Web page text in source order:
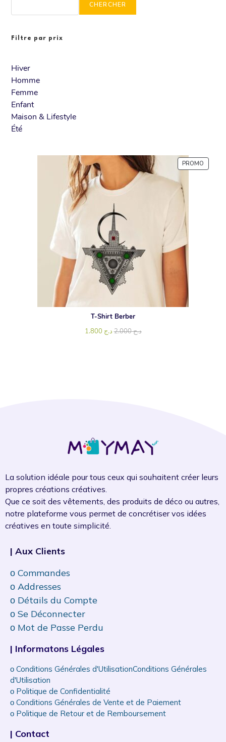
CHERCHER
Filtre par prix
Hiver
Homme
Femme
Enfant
Maison & Lifestyle
Été
PROMO
T-Shirt Berber
د.ج2.000 د.ج
La solution idéale pour tous ceux qui souhaitent créer leurs
propres créations créatives.
Que ce soit des vêtements, des produits de déco ou autres,
notre plateforme vous permet de concrétiser vos idées
créatives en toute simplicité.
| Aux Clients
ᴏ Commandes
ᴏ Addresses
ᴏ Détails du Compte
ᴏ Se Déconnecter
ᴏ Mot de Passe Perdu
| Informatons Légales
ᴏ Conditions Générales d'UtilisationConditions Générales
d'Utilisation
ᴏ Politique de Confidentialité
ᴏ Conditions Générales de Vente et de Paiement
ᴏ Politique de Retour et de Remboursement
| Contact